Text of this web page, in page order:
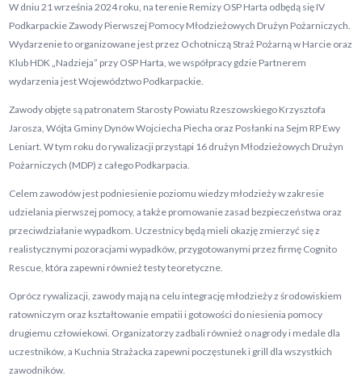
W dniu 21 września 2024 roku, na terenie Remizy OSP Harta odbędą się IV
Podkarpackie Zawody Pierwszej Pomocy Młodzieżowych Drużyn Pożarniczych.
Wydarzenie to organizowane jest przez Ochotniczą Straż Pożarną w Harcie oraz
Klub HDK „Nadzieja” przy OSP Harta, we współpracy gdzie Partnerem
wydarzenia jest Województwo Podkarpackie.
Zawody objęte są patronatem Starosty Powiatu Rzeszowskiego Krzysztofa
Jarosza, Wójta Gminy Dynów Wojciecha Piecha oraz Posłanki na Sejm RP Ewy
Leniart. W tym roku do rywalizacji przystąpi 16 drużyn Młodzieżowych Drużyn
Pożarniczych (MDP) z całego Podkarpacia.
Celem zawodów jest podniesienie poziomu wiedzy młodzieży w zakresie
udzielania pierwszej pomocy, a także promowanie zasad bezpieczeństwa oraz
przeciwdziałanie wypadkom. Uczestnicy będą mieli okazję zmierzyć się z
realistycznymi pozoracjami wypadków, przygotowanymi przez firmę Cognito
Rescue, która zapewni również testy teoretyczne.
Oprócz rywalizacji, zawody mają na celu integrację młodzieży z środowiskiem
ratowniczym oraz kształtowanie empatii i gotowości do niesienia pomocy
drugiemu człowiekowi. Organizatorzy zadbali również o nagrody i medale dla
uczestników, a Kuchnia Strażacka zapewni poczęstunek i grill dla wszystkich
zawodników.